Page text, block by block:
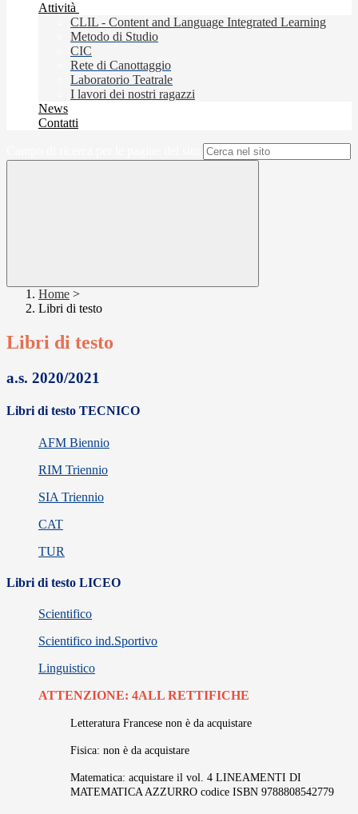
Attività
CLIL - Content and Language Integrated Learning
Metodo di Studio
CIC
Rete di Canottaggio
Laboratorio Teatrale
I lavori dei nostri ragazzi
News
Contatti
Home >
Libri di testo
Libri di testo
a.s. 2020/2021
Libri di testo TECNICO
AFM Biennio
RIM Triennio
SIA Triennio
CAT
TUR
Libri di testo LICEO
Scientifico
Scientifico ind.Sportivo
Linguistico
ATTENZIONE: 4ALL RETTIFICHE
Letteratura Francese non è da acquistare
Fisica: non è da acquistare
Matematica: acquistare il vol. 4 LINEAMENTI DI
MATEMATICA AZZURRO codice ISBN 9788808542779